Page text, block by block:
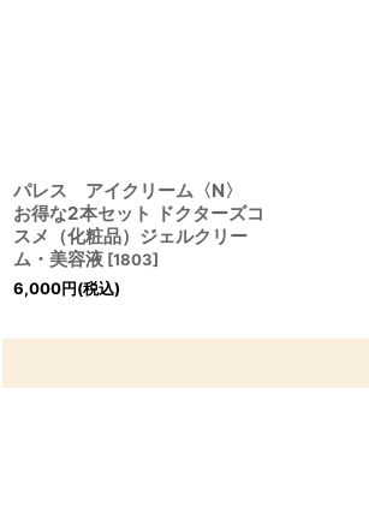
パレス アイクリーム〈N〉
お得な2本セット ドクターズコ
スメ（化粧品）ジェルクリー
ム・美容液 [1803]
6,000円(税込)